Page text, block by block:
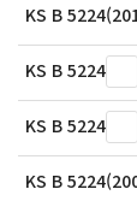
KS B
KS B 5224
KS B 5224
KS B